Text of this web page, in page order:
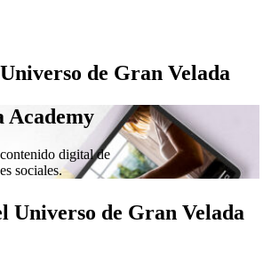
de Gran Velada
Academy
digital de
sociales.
Universo de Gran Velada